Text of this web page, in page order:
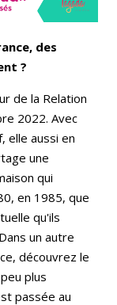
des
?
de la Relation
2022. Avec
elle aussi en
une
qui
en 1985, que
qu'ils
un autre
découvrez le
plus
passée au